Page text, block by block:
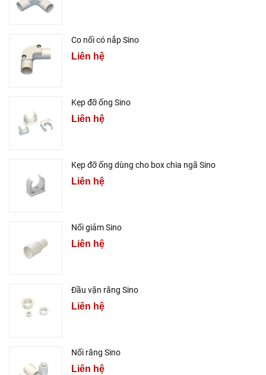
Co nối có nắp Sino
Liên hệ
Kẹp đỡ ống Sino
Liên hệ
Kẹp đỡ ống dùng cho box chia ngã Sino
Liên hệ
Nối giảm Sino
Liên hệ
Đầu vặn răng Sino
Liên hệ
Nối răng Sino
Liên hệ